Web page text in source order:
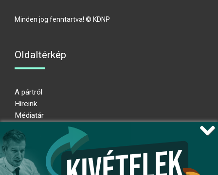
Minden jog fenntartva! © KDNP
Oldaltérkép
A pártról
Híreink
Médiatár
Adatkezelési nyilatkozat
Átláthatósági nyilatkozat
Ugrás az oldal tetejére